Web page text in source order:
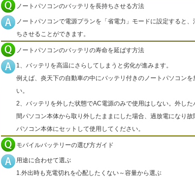
ノートパソコンのバッテリを長持ちさせる方法
ノートパソコンで電源プランを「省電力」モードに設定すると
ちさせることができます。
ノートパソコンのバッテリの寿命を延ばす方法
1、バッテリを高温にさらしてしまうと劣化が進みます。
例えば、炎天下の自動車の中にバッテリ付きのノートパソコン
い。
2、バッテリを外した状態でAC電源のみで使用はしない。外し
間パソコン本体から取り外したままにした場合、過放電になり
パソコン本体にセットして使用してください。
モバイルバッテリーの選び方ガイド
用途に合わせて選ぶ
1.外出時も充電切れを心配したくない～容量から選ぶ